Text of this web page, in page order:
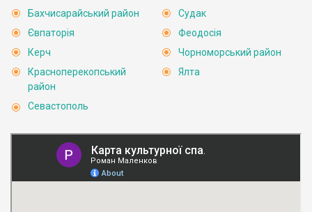
Бахчисарайський район
Євпаторія
Керч
Красноперекопський
район
Севастополь
Судак
Феодосія
Чорноморський район
Ялта